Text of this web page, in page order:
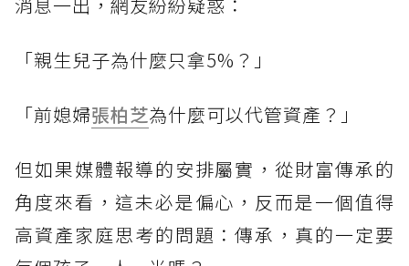
「親生兒子為什麼只拿5%？」
「前媳婦張柏芝為什麼可以代管資產？」
但如果媒體報導的安排屬實，從財富傳承的
角度來看，這未必是偏心，反而是一個值得
高資產家庭思考的問題：傳承，真的一定要